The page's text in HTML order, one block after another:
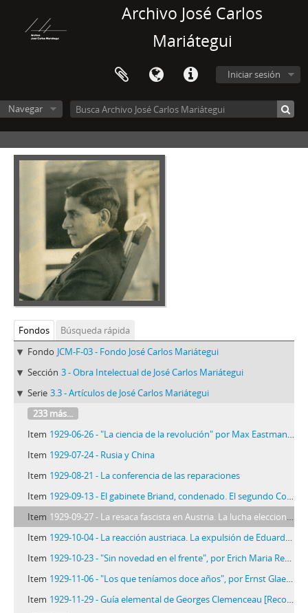
Archivo José Carlos
Mariátegui
Iniciar sesión
Navegar
Fondos
Búsqueda rápida
Fondo JCM-F-03 - Fondo José Carlos Mariátegui
Sección 3 - Obra Intelectual de José Carlos Mariátegui
Serie 3.3 - Artículos de José Carlos Mariátegui
233 más...
Item 1929-06-26 - "La ciencia de la revolución" por Max Eastman [Recorte de prensa]
Item 1929-07-24 - Rusia y China
Item 1929-08-21 - La conferencia de las reparaciones
Item 1929-09-13 - El gabinete Briand, condenado. El segundo Congreso Mundial de la Liga contra el Imperialismo. La amenaza guerrera en la Manchuria [Recorte de Prensa]
Item 1929-09-27 - La resaca fascista en Austria. La lucha eleccionaria en México [Recorte de prensa]
Item 1929-10-04 - La reacción austriaca. La expulsión de Eduardo Ortega y Gasset. Mac Donald en Washington [Recorte de prensa]
Item 1929-10-23 - "Sin novedad en el frente", por Erich Maria Remarque [Recorte de prensa]
Item 1929-11-06 - "Los que teníamos doce años", por Ernst Glaeser [Recorte de prensa]
Item 1929-11-29 - Guía elemental de Georges Clemenceau [Recortes de prensa]